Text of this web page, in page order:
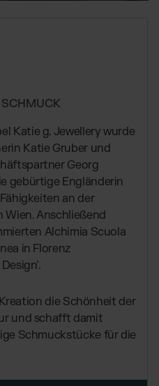
- FBM
Netzwerk
Lösung
Assets
unseren Services
SCHMUCK
Katie g. Jewellery wurde
Katie Gruber und
Georg
gebürtige Engländerin
an der
Wien. Anschließend
Alchimia Scuola
in Florenz
die Schönheit der
und schafft damit
Schmuckstücke für die